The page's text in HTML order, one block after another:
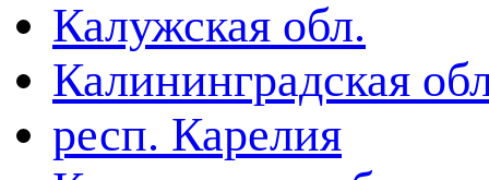
Калужская обл.
Калининградская
респ. Карелия